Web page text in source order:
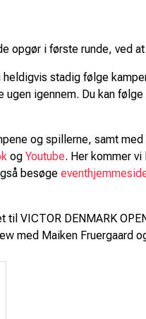
opgør i første runde, ved
stadig følge
igennem. Du kan
og spillerne, samt
ogYoutube. Her kommer
besøge
VICTOR DENMARK
med Maiken Fruergaard